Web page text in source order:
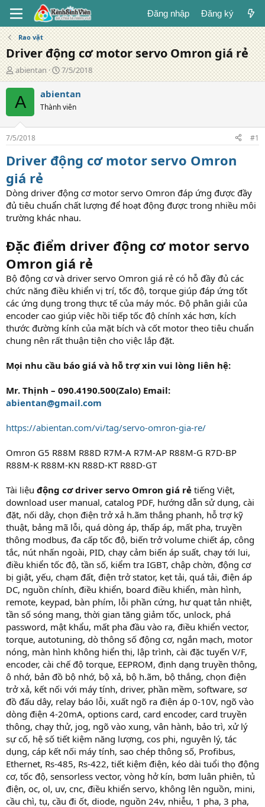
Đăng nhập Đăng ký
Rao vặt
Driver động cơ motor servo Omron giá rẻ
T
á
c
g
ả
abientan
N
g
à
đ
g
7/5/2018
A abientan
Thành viên
7/5/2018 #1
Driver động cơ motor servo Omron
giá rẻ
Dòng driver động cơ motor servo Omron đáp ứng được đầy
đủ tiêu chuẩn chất lượng để hoạt động được trong nhiều môi
trường khác nhau.
Đặc điểm driver động cơ motor servo
Omron giá rẻ
Bộ động cơ và driver servo Omron giá rẻ có hỗ đầy đủ các
chức năng điều khiển vị trí, tốc độ, torque giúp đáp ứng tốt
các ứng dụng trong thực tế của máy móc. Độ phân giải của
encoder cao giúp việc hồi tiếp tốc độ chính xác hơn, kích
thước đường kính của mặt bích và cốt motor theo tiêu chuẩn
chung nên rất thuận tiện cho việc lắp đặt.
Mọi nhu cầu báo giá và hỗ trợ xin vui lòng liên hệ:
Mr. Thịnh – 090.4190.500(Zalo) Email:
abientan@gmail.com
https://abientan.com/vi/tag/servo-omron-gia-re/
Omron G5 R88M R88D R7M-A R7M-AP R88M-G R7D-BP
R88M-K R88M-KN R88D-KT R88D-GT
Tài liệu động cơ driver servo Omron giá rẻ tiếng Việt,
download user manual, catalog PDF, hướng dẫn sử dụng, cài
đặt, nối dây, chọn điện trở xả h.ãm thắng phanh, hỗ trợ kỹ
thuật, bảng mã lỗi, quá dòng áp, thấp áp, mất pha, truyền
thông modbus, đa cấp tốc độ, biến trở volume chiết áp, công
tắc, nút nhấn ngoài, PID, chạy cảm biến áp suất, chạy tới lui,
điều khiển tốc độ, tần số, kiểm tra IGBT, chập chờn, động cơ
bị giật, yếu, chạm đất, điện trở stator, kẹt tải, quá tải, điện áp
DC, nguồn chính, điều khiển, board điều khiển, màn hình,
remote, keypad, bàn phím, lỗi phần cứng, hư quạt tản nhiệt,
tần số sóng mang, thời gian tăng giảm tốc, unlock, phá
password, mật khẩu, mất pha đầu vào ra, điều khiển vector,
torque, autotuning, dò thông số động cơ, ngắn mạch, motor
nóng, màn hình không hiển thị, lập trình, cài đặc tuyến V/F,
encoder, cài chế độ torque, EEPROM, định dạng truyền thông,
ô nhớ, bản đồ bộ nhớ, bộ xả, bộ h.ãm, bộ thắng, chọn điện
trở xả, kết nối với máy tính, driver, phần mềm, software, sơ
đồ đấu dây, relay báo lỗi, xuất ngõ ra điện áp 0-10V, ngõ vào
dòng điện 4-20mA, options card, card encoder, card truyền
thông, chạy thử, jog, ngõ vào xung, vân hành, bảo trì, xử lý
sự cố, hệ số tiết kiệm năng lượng, cos phi, nguyên lý, tác
dụng, cáp kết nối máy tính, sao chép thông số, Profibus,
Ethernet, Rs-485, Rs-422, tiết kiệm điện, kéo dài tuổi thọ động
cơ, tốc độ, sensorless vector, vòng hở kín, bơm luân phiên, tủ
điện, oc, ol, uv, cnc, điều khiển servo, không lên nguồn, mini,
cầu chì, tụ, cầu đi ốt, diode, nguồn 24v, nhiễu, 1 pha, 3 pha,